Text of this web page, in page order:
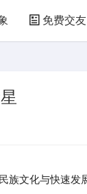
免费交友
族文化与快速